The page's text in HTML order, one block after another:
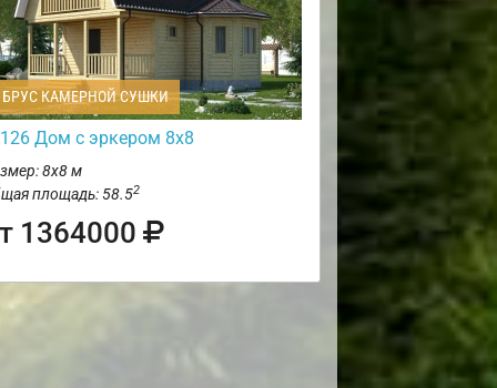
КАМЕРНОЙ СУШКИ
Дом с эркером 8х8
8х8 м
площадь: 58.52
1364000